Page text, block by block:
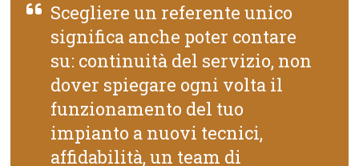
Scegliere un referente unico
significa anche poter contare
su: continuità del servizio, non
dover spiegare ogni volta il
funzionamento del tuo
impianto a nuovi tecnici,
affidabilità, un team di